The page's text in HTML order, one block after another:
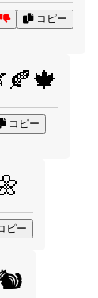
コピー
コピー
ピー